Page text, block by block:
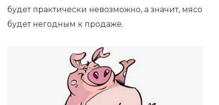
будет практически невозможно, а значит, мясо
будет негодным к продаже.